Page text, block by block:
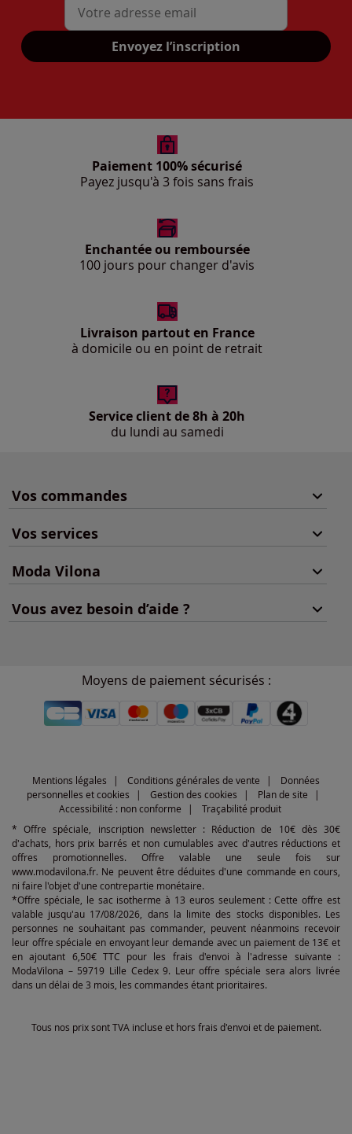
Mon adresse mail
Envoyez l’inscription
Paiement 100% sécurisé
Payez jusqu'à 3 fois sans frais
Enchantée ou remboursée
100 jours pour changer d'avis
Livraison partout en France
à domicile ou en point de retrait
Service client de 8h à 20h
du lundi au samedi
Vos commandes
Vos services
Moda Vilona
Vous avez besoin d’aide ?
Moyens de paiement sécurisés :
Mentions légales Conditions générales de vente
Données
personnelles et cookies
Gestion des cookies
Plan de site
Accessibilité : non conforme
Traçabilité produit
* Offre spéciale, inscription newsletter : Réduction de 10€ dès 30€
d'achats, hors prix barrés et non cumulables avec d'autres réductions et
offres promotionnelles. Offre valable une seule fois sur
www.modavilona.fr. Ne peuvent être déduites d'une commande en cours,
ni faire l'objet d'une contrepartie monétaire.
*Offre spéciale, le sac isotherme à 13 euros seulement : Cette offre est
valable jusqu'au 17/08/2026, dans la limite des stocks disponibles. Les
personnes ne souhaitant pas commander, peuvent néanmoins recevoir
leur offre spéciale en envoyant leur demande avec un paiement de 13€ et
en ajoutant 6,50€ TTC pour les frais d'envoi à l'adresse suivante :
ModaVilona – 59719 Lille Cedex 9. Leur offre spéciale sera alors livrée
dans un délai de 3 mois, les commandes étant prioritaires.
Tous nos prix sont TVA incluse et hors frais d'envoi et de paiement.